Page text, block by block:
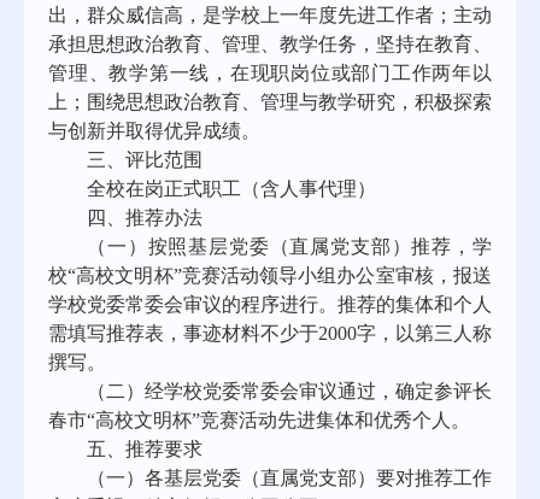
出，群众威信高，是学校 上一年度先进工作者；主动
承担思想政治教育、管理、教学任务，坚持在教育、
管理、教学第一线，在现职岗位或部门工作两年以
上；围绕思想政治教育、管理与教学研究，积极探索
与创新并取得优异成绩。
三、评比范围
全校在岗正式职工（含人事代理）
四、推荐办法
（一）按照基层党委（直属党支部）推荐，学
校“高校文明杯”竞赛活动领导小组办公室审核，报送
学校党委常委会审议的程序进行。推荐的集体和个人
需填写推荐表，事迹材料不少于2000字，以第三人称
撰写。
（二）经学校党委常委会审议通过，确定参评长
春市“高校文明杯”竞赛活动先进集体和优秀个人。
五、推荐要求
（一）各基层党委（直属党支部）要对推荐工作